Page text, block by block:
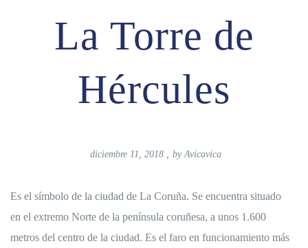
La Torre de
Hércules
diciembre 11, 2018 , by Avicavica
Es el símbolo de la ciudad de La Coruña. Se encuentra situado
en el extremo Norte de la península coruñesa, a unos 1.600
metros del centro de la ciudad. Es el faro en funcionamiento más